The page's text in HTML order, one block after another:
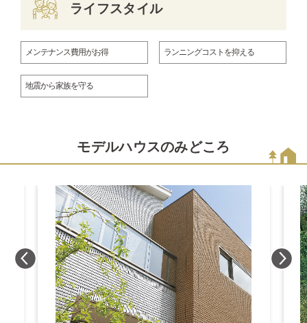
ライフスタイル
メンテナンス費用がお得 ランニングコストを抑える
地震から家族を守る
モデルハウスのみどころ